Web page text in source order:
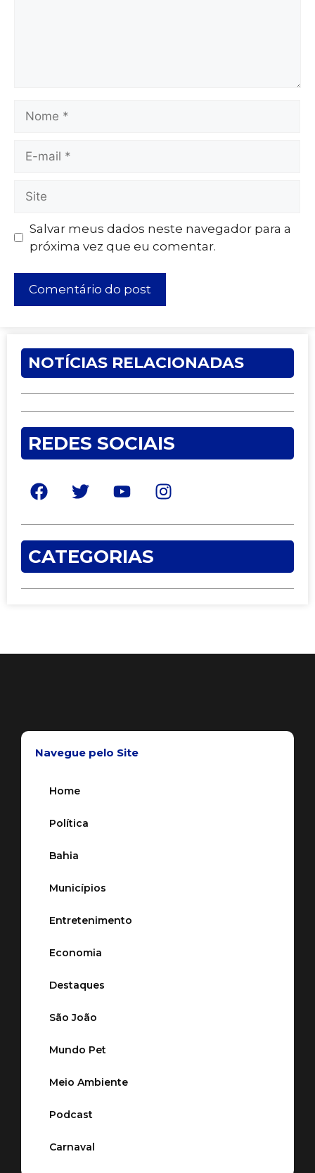
Salvar meus dados neste navegador para a
próxima vez que eu comentar.
NOTÍCIAS RELACIONADAS
REDES SOCIAIS
CATEGORIAS
Navegue pelo Site
Home
Política
Bahia
Municípios
Entretenimento
Economia
Destaques
São João
Mundo Pet
Meio Ambiente
Podcast
Carnaval